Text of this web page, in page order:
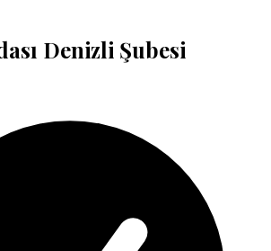
Denizli Şubesi